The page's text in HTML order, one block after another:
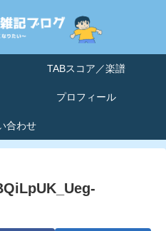
TABスコア／楽譜
プロフィール
合わせ